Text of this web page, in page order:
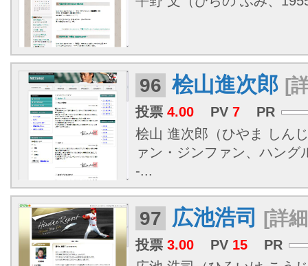
96 桧山進次郎 [
投票 4.00 PV 7
PR
桧山 進次郎（ひやま しん
ァン・ジンファン、ハング
-...
97 広池浩司 [詳
投票 3.00 PV 15
PR